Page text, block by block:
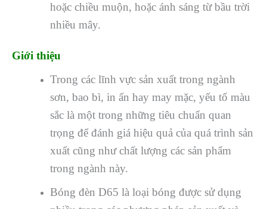
hoặc chiều muộn, hoặc ánh sáng từ bầu trời
nhiều mây.
Giới thiệu
Trong các lĩnh vực sản xuất trong ngành
sơn, bao bì, in ấn hay may mặc, yếu tố màu
sắc là một trong những tiêu chuẩn quan
trọng để đánh giá hiệu quả của quá trình sản
xuất cũng như chất lượng các sản phẩm
trong ngành này.
Bóng đèn D65 là loại bóng được sử dụng